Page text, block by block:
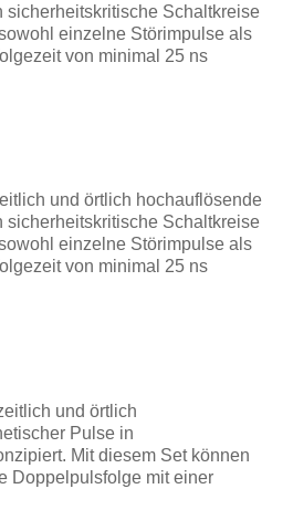
Schaltkreise
einzelne Störimpulse als
von minimal 25 ns
und örtlich hochauflösende
Schaltkreise
einzelne Störimpulse als
von minimal 25 ns
und örtlich
Pulse in
Mit diesem Set können
Doppelpulsfolge mit einer